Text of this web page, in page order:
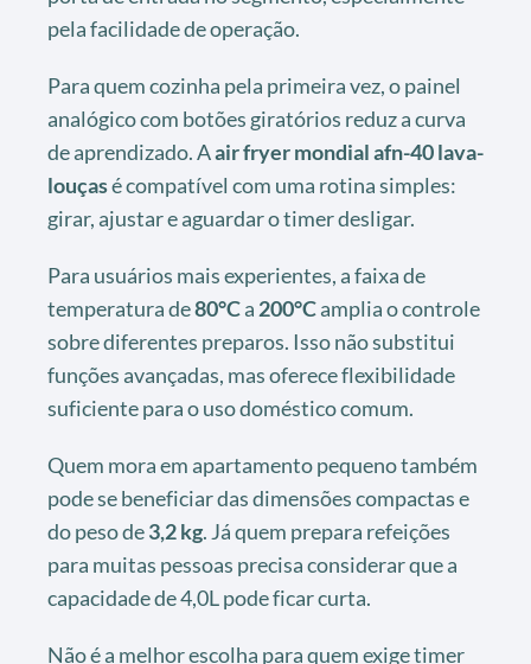
pela facilidade de operação.
Para quem cozinha pela primeira vez, o painel
analógico com botões giratórios reduz a curva
de aprendizado. Aair fryer mondial afn-40 lava-
louçasé compatível com uma rotina simples:
girar, ajustar e aguardar o timer desligar.
Para usuários mais experientes, a faixa de
temperatura de80°Ca 200°Camplia o controle
sobre diferentes preparos. Isso não substitui
funções avançadas, mas oferece flexibilidade
suficiente para o uso doméstico comum.
Quem mora em apartamento pequeno também
pode se beneficiar das dimensões compactas e
do peso de3,2 kg. Já quem prepara refeições
para muitas pessoas precisa considerar que a
capacidade de 4,0L pode ficar curta.
Não é a melhor escolha para quem exige timer